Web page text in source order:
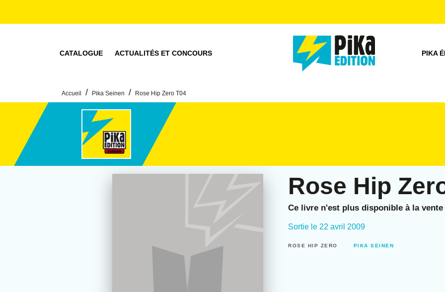
CATALOGUE ACTUALITÉS ET CONCOURS PIKA
Accueil / Pika Seinen / Rose Hip Zero T04
Rose Hip
Ce livre n'est plus disponible à la vente
Sortie le 22 avril 2009
ROSE HIP ZERO PIKA SEINEN